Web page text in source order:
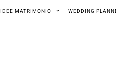
IDEE MATRIMONIO WEDDING